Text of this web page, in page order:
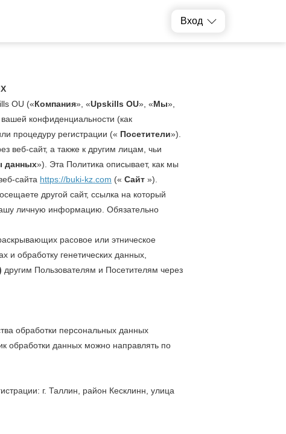
Вход
OU («Компания», «Upskills OU», «Мы»,
конфиденциальности (как
процедуру регистрации (« Посетители»).
веб-сайт, а также к другим лицам, чьи
данных»). Эта Политика описывает, как мы
сайта https://buki-kz.com (« Сайт »).
другой сайт, ссылка на который
личную информацию. Обязательно
расовое или этническое
обработку генетических данных,
другим Пользователям и Посетителям через
обработки персональных данных
обработки данных можно направлять по
г. Таллин, район Кесклинн, улица